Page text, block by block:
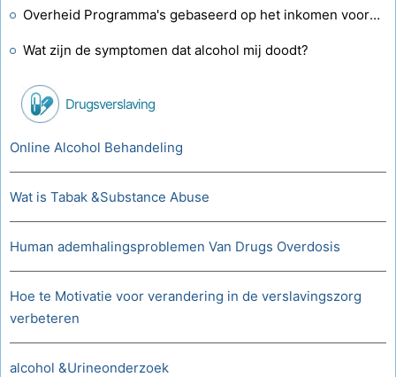
Overheid Programma's gebaseerd op het inkomen voor Pain Killer rehab centra
Wat zijn de symptomen dat alcohol mij doodt?
Drugsverslaving
Online Alcohol Behandeling
Wat is Tabak &Substance Abuse
Human ademhalingsproblemen Van Drugs Overdosis
Hoe te Motivatie voor verandering in de verslavingszorg
verbeteren
alcohol &Urineonderzoek